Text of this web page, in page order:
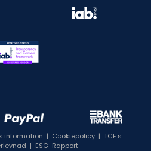
information | Cookiepolicy | TCF:s
| ESG-Rapport